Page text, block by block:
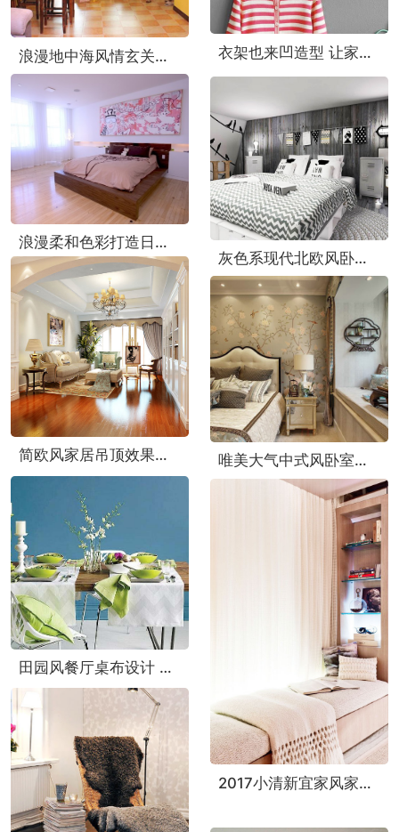
衣架也来凹造型 让家居变得与众不同
浪漫地中海风情玄关鞋柜效果图
浪漫柔和色彩打造日式二居设计图
灰色系现代北欧风卧室效果图
简欧风家居吊顶效果图 打造大气华丽之家 唯美大气中式风卧室背景墙效果图
田园风餐厅桌布设计 打造用餐好气氛
2017小清新宜家风家居飘窗效果图